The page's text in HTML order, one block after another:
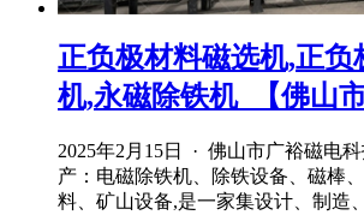
正负极材料磁选机,正负
机,永磁除铁机_【佛山
2025年2月15日 · 佛山市广裕磁电
产：电磁除铁机、除铁设备、磁棒
料、矿山设备,是一家集设计、制造